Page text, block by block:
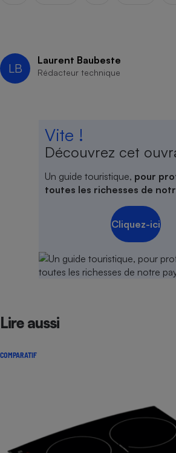
LB
Laurent Baubeste
Rédacteur technique
Vite !
Découvrez cet
Un guide touristique, pour
toutes les richesses de
Cliquez-ici
Lire aussi
COMPARATIF